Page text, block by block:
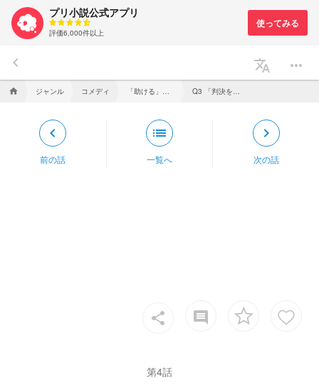
プリ小説公式アプリ
評価6,000件以上
keyboard_arrow_left translate more_horiz
home ジャンル コメディ
keyboard_arrow_left
前の話
list
一覧へ
keyboard_arrow_right
次の話
share insert_comment
第4話